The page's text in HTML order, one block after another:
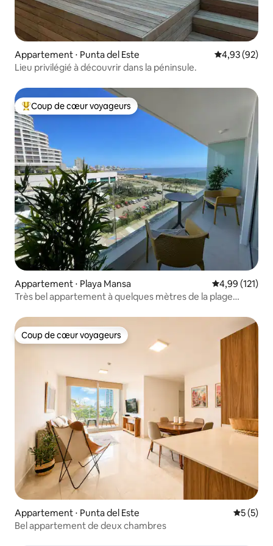
Appartement ⋅ Punta del Este Évaluation
4,93 (92)
Lieu privilégié à découvrir dans la péninsule.
Coups de cœur voyageurs les plus appréciés
Coup de cœur voyageurs
Appartement ⋅ Playa Mansa Évaluation
4,99 (121)
Très bel appartement à quelques mètres de la plage
Coup de cœur voyageurs
Coup de cœur voyageurs
Appartement ⋅ Punta del Este
5 (5)
Bel appartement de deux chambres